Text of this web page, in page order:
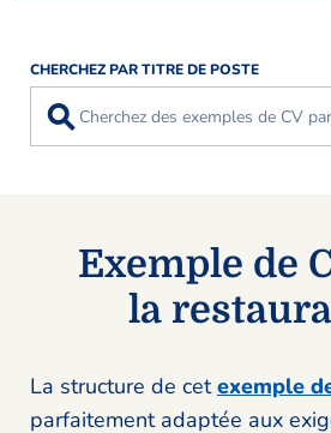
CHERCHEZ PAR TITRE DE POSTE
⚲
Exemple de
la
La structure de cetexemple
parfaitement adaptée aux